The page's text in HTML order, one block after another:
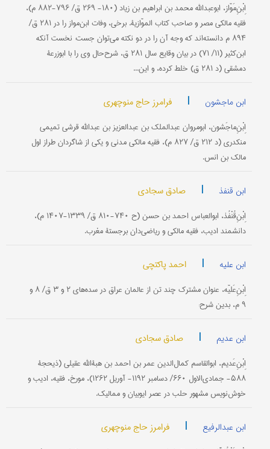
اِبْنِ‌مَوّاز، ابوعبد‌الله محمد بن ابراهیم بن زیاد (۱۸۰- ۲۶۹ ق/ ۷۹۶-۸۸۲ م)،
فقیه مالکی مصر و صاحب کتاب الموّازیة. برخی، وفات ابن‌مواز را در ۲۸۱ ق/
۸۹۴ م دانسته‌اند که وجه آن را در دو نکته می‌توان جست: نخست آنکه
ابن‌کثیر (۱۱/ ۷۱) در بیان وقایع سال ۲۸۱ ق، شرح‌حال وی را با ابوزرعۀ
دمشقی (د ۲۸۱ ق) خلط کرده، و این...
ابن ماجشون | فرامرز حاج منوچهری
اِبْنِ‌ماجَشون، ابومروان عبدالملک بن عبدالعزیز بن عبدالله قرشی تمیمی
منکدری (د ۲۱۲ ق/ ۸۲۷ م)، فقیه مالکی مدنی و یکی از شاگردان طراز اول
مالک بن انس.
ابن قنفذ | صادق سجادی
اِبْنِ‌قُنْفُذ، ابوالعباس احمد بن حسن (ح ۷۴۰-۸۱۰ ق/ ۱۳۳۹-۱۴۰۷ م)،
دانشمند ادیب، فقیه مالکی و ریاضی‌دان برجستۀ مغرب.
ابن علیه | احمد پاکتچی
اِبْنِ‌عَلیّه، عنوان مشترک چند تن از عالمان عراق در سده‌های ۲ و ۳ ق/ ۸ و
۹ م، بدین شرح:
ابن عدیم | صادق سجادی
اِبْنِ‌عَدیم، ابوالقاسم کمال‌الدین عمر بن احمد بن هبةالله عقیلی (ذیحجۀ
۵۸۸- جمادی‌الاول ۶۶۰/ دسامبر ۱۱۹۲- آوریل ۱۲۶۲)، مورخ، فقیه، ادیب و
خوش‌نویس مشهور حلب در عصر ایوبیان و ممالیک.
ابن عبدالرفیع | فرامرز حاج منوچهری